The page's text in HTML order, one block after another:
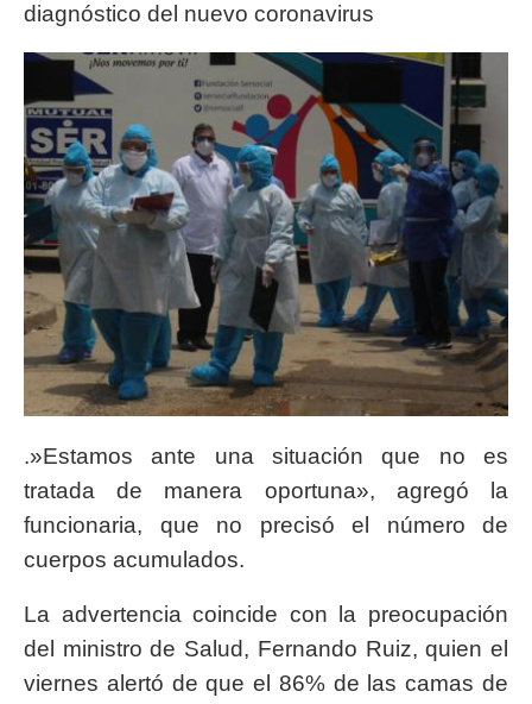
diagnóstico del nuevo coronavirus
.»Estamos ante una situación que no es
tratada de manera oportuna», agregó la
funcionaria, que no precisó el número de
cuerpos acumulados.
La advertencia coincide con la preocupación
del ministro de Salud, Fernando Ruiz, quien el
viernes alertó de que el 86% de las camas de